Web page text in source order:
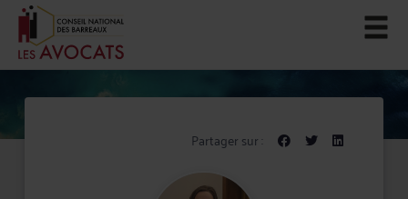
Partager sur :